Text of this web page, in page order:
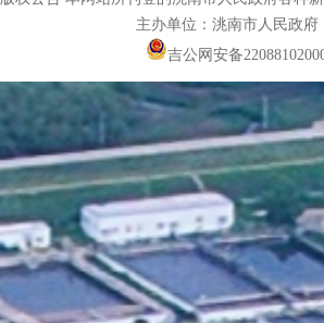
主办单位：洮南市人民政
吉公网安备